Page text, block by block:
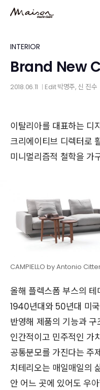
content
INTERIOR
Brand New
2018.06.11 Edit박명주, 신 진수
이탈리아를 대표하는 디
크리에이티브 디렉터로
미니멀리즘적 철학을 가
CAMPIELLO by Antonio
올해 플렉스폼 부스의
1940년대와 50년대 미
반영해 제품의 기능과
인간적이고 민주적인 가
공통분모를 가진다는 주
치테리오는 매일매일의
안 어느 곳에 있어도 우